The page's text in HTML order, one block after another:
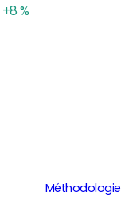
+8 %
Méthodologie